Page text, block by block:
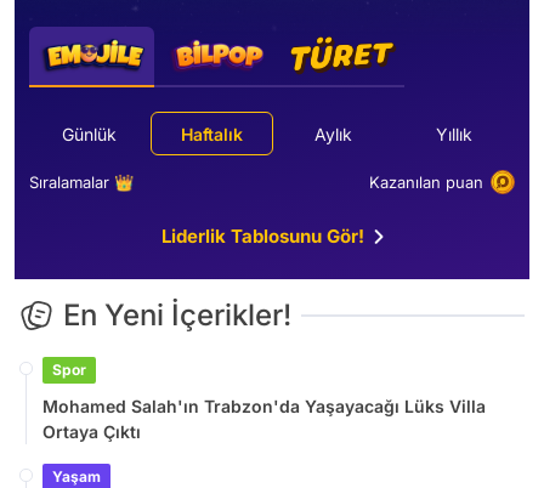
Günlük Haftalık Aylık Yıllık
Sıralamalar 👑 Kazanılan puan
Liderlik Tablosunu Gör!
En Yeni İçerikler!
Spor
Mohamed Salah'ın Trabzon'da Yaşayacağı Lüks Villa
Ortaya Çıktı
Yaşam